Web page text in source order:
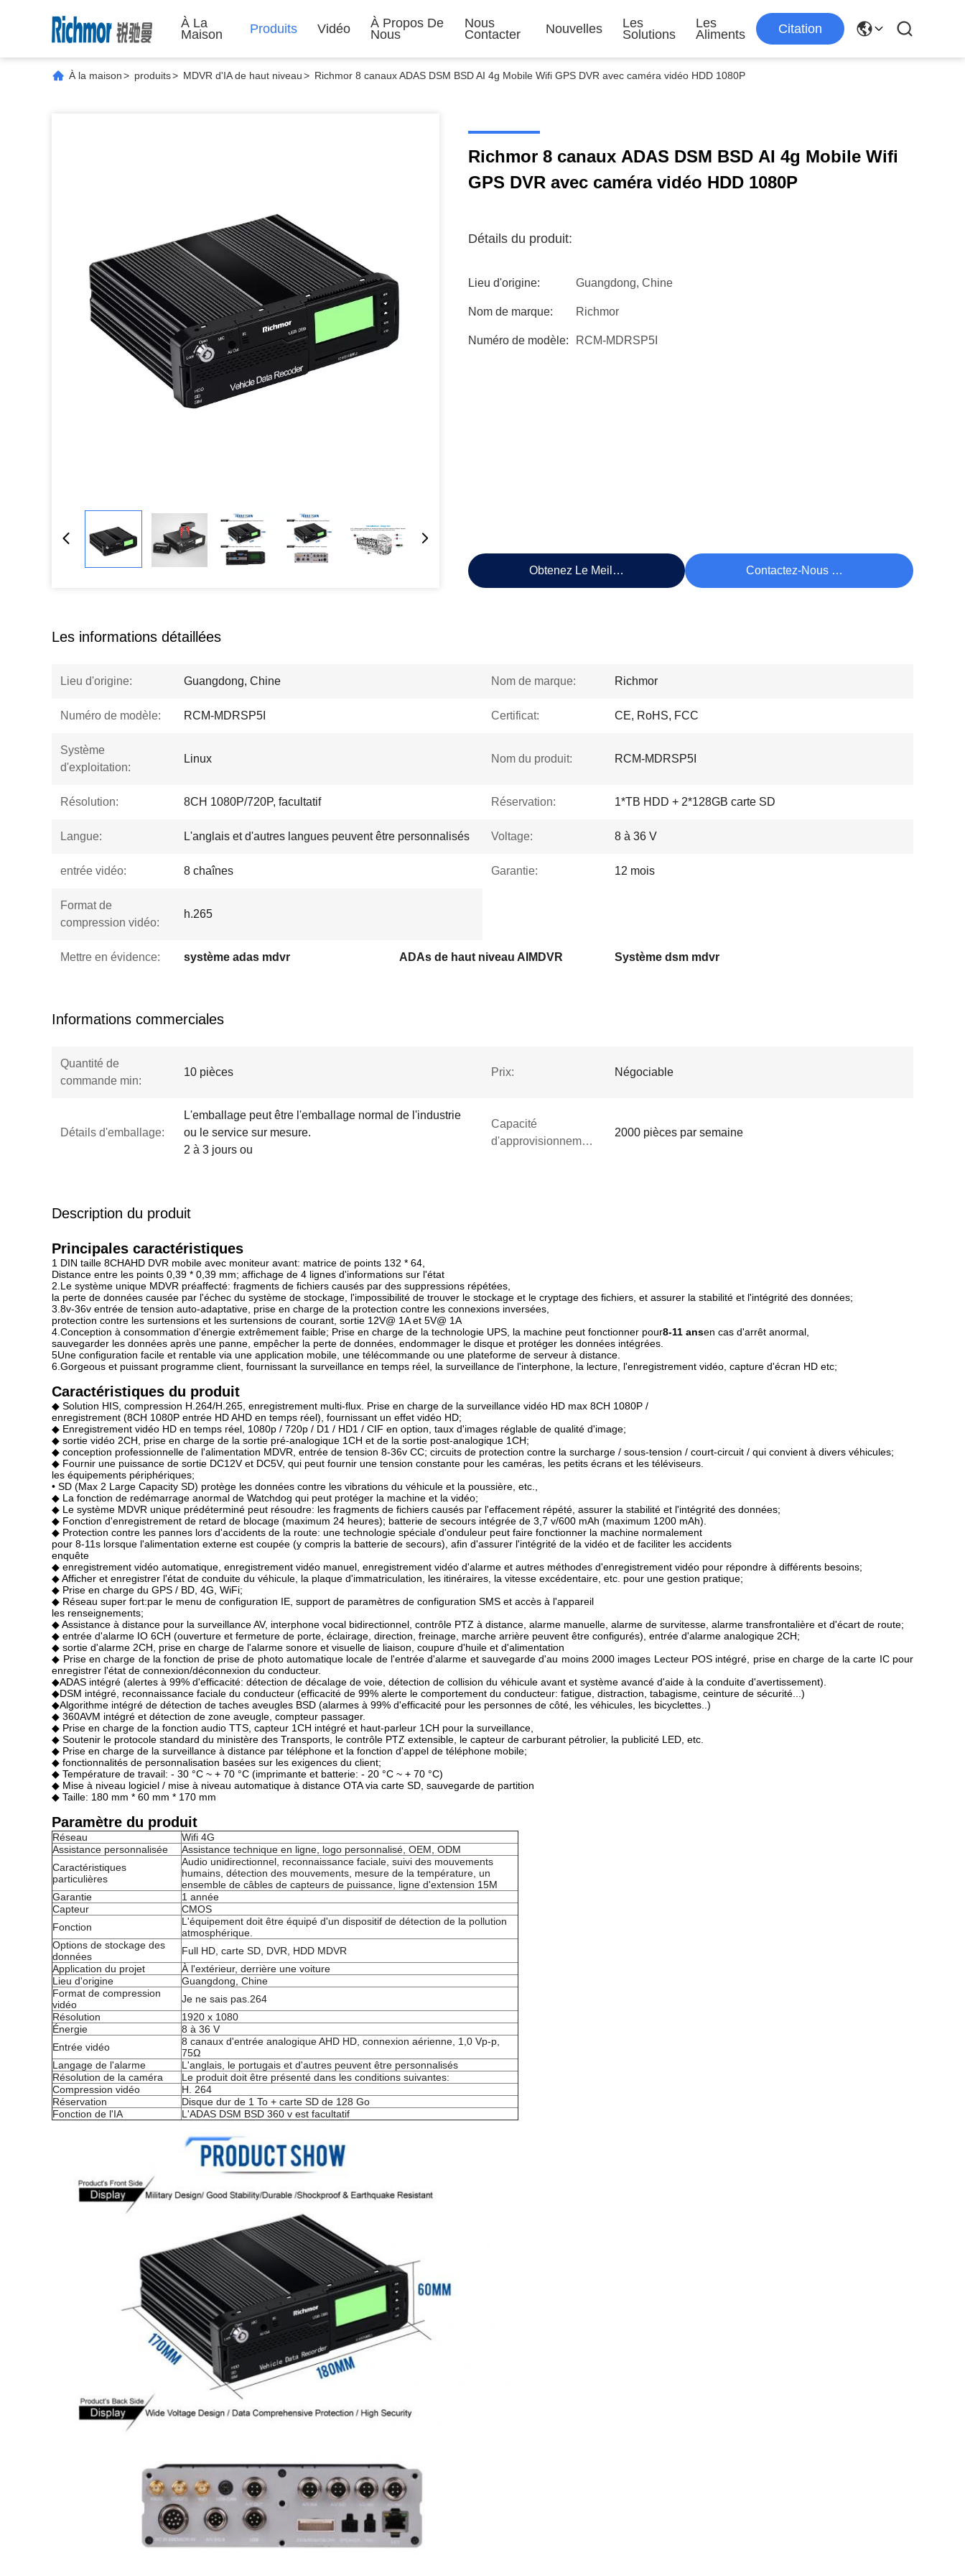
À La
Maison
Produits Vidéo
À Propos De
Nous
Nous
Contacter
Nouvelles
Les
Solutions
Les
Aliments
Citation
À la maison> produits> MDVR d'IA de haut niveau> Richmor 8 canaux ADAS DSM BSD AI 4g Mobile Wifi GPS DVR avec caméra vidéo HDD 1080P
Richmor 8 canaux ADAS DSM BSD AI 4g Mobile Wifi
GPS DVR avec caméra vidéo HDD 1080P
Détails du produit:
Lieu d'origine: Guangdong, Chine
Nom de marque: Richmor
Numéro de modèle: RCM-MDRSP5I
Obtenez Le Meilleur Prix Contactez-Nous Maintenant
Les informations détaillées
Lieu d'origine: Guangdong, Chine Nom de marque: Richmor
Numéro de modèle: RCM-MDRSP5I Certificat: CE, RoHS, FCC
Système
d'exploitation:
Linux Nom du produit: RCM-MDRSP5I
Résolution: 8CH 1080P/720P, facultatif Réservation: 1*TB HDD + 2*128GB carte SD
Langue: L'anglais et d'autres langues peuvent être personnalisés Voltage: 8 à 36 V
entrée vidéo: 8 chaînes Garantie: 12 mois
Format de
compression vidéo:
h.265
Mettre en évidence: système adas mdvr ADAs de haut niveau AIMDVR Système dsm mdvr
Informations commerciales
Quantité de
commande min:
10 pièces Prix: Négociable
Détails d'emballage:
L'emballage peut être l'emballage normal de l'industrie
ou le service sur mesure.
2 à 3 jours ou
Capacité
d'approvisionnement:
2000 pièces par semaine
Description du produit
Principales caractéristiques
1 DIN taille 8CHAHD DVR mobile avec moniteur avant: matrice de points 132 * 64,
Distance entre les points 0,39 * 0,39 mm; affichage de 4 lignes d'informations sur l'état
2.Le système unique MDVR préaffecté: fragments de fichiers causés par des suppressions répétées,
la perte de données causée par l'échec du système de stockage, l'impossibilité de trouver le stockage et le cryptage des fichiers, et assurer la stabilité et l'intégrité des données;
3.8v-36v entrée de tension auto-adaptative, prise en charge de la protection contre les connexions inversées,
protection contre les surtensions et les surtensions de courant, sortie 12V@ 1A et 5V@ 1A
4.Conception à consommation d'énergie extrêmement faible; Prise en charge de la technologie UPS, la machine peut fonctionner pour8-11 ansen cas d'arrêt anormal,
sauvegarder les données après une panne, empêcher la perte de données, endommager le disque et protéger les données intégrées.
5Une configuration facile et rentable via une application mobile, une télécommande ou une plateforme de serveur à distance.
6.Gorgeous et puissant programme client, fournissant la surveillance en temps réel, la surveillance de l'interphone, la lecture, l'enregistrement vidéo, capture d'écran HD etc;
Caractéristiques du produit
◆ Solution HIS, compression H.264/H.265, enregistrement multi-flux. Prise en charge de la surveillance vidéo HD max 8CH 1080P /
enregistrement (8CH 1080P entrée HD AHD en temps réel), fournissant un effet vidéo HD;
◆ Enregistrement vidéo HD en temps réel, 1080p / 720p / D1 / HD1 / CIF en option, taux d'images réglable de qualité d'image;
◆ sortie vidéo 2CH, prise en charge de la sortie pré-analogique 1CH et de la sortie post-analogique 1CH;
◆ conception professionnelle de l'alimentation MDVR, entrée de tension 8-36v CC; circuits de protection contre la surcharge / sous-tension / court-circuit / qui convient à divers véhicules;
◆ Fournir une puissance de sortie DC12V et DC5V, qui peut fournir une tension constante pour les caméras, les petits écrans et les téléviseurs.
les équipements périphériques;
• SD (Max 2 Large Capacity SD) protège les données contre les vibrations du véhicule et la poussière, etc.,
◆ La fonction de redémarrage anormal de Watchdog qui peut protéger la machine et la vidéo;
◆ Le système MDVR unique prédéterminé peut résoudre: les fragments de fichiers causés par l'effacement répété, assurer la stabilité et l'intégrité des données;
◆ Fonction d'enregistrement de retard de blocage (maximum 24 heures); batterie de secours intégrée de 3,7 v/600 mAh (maximum 1200 mAh).
◆ Protection contre les pannes lors d'accidents de la route: une technologie spéciale d'onduleur peut faire fonctionner la machine normalement
pour 8-11s lorsque l'alimentation externe est coupée (y compris la batterie de secours), afin d'assurer l'intégrité de la vidéo et de faciliter les accidents
enquête
◆ enregistrement vidéo automatique, enregistrement vidéo manuel, enregistrement vidéo d'alarme et autres méthodes d'enregistrement vidéo pour répondre à différents besoins;
◆ Afficher et enregistrer l'état de conduite du véhicule, la plaque d'immatriculation, les itinéraires, la vitesse excédentaire, etc. pour une gestion pratique;
◆ Prise en charge du GPS / BD, 4G, WiFi;
◆ Réseau super fort:par le menu de configuration IE, support de paramètres de configuration SMS et accès à l'appareil
les renseignements;
◆ Assistance à distance pour la surveillance AV, interphone vocal bidirectionnel, contrôle PTZ à distance, alarme manuelle, alarme de survitesse, alarme transfrontalière et d'écart de route;
◆ entrée d'alarme IO 6CH (ouverture et fermeture de porte, éclairage, direction, freinage, marche arrière peuvent être configurés), entrée d'alarme analogique 2CH;
◆ sortie d'alarme 2CH, prise en charge de l'alarme sonore et visuelle de liaison, coupure d'huile et d'alimentation
◆ Prise en charge de la fonction de prise de photo automatique locale de l'entrée d'alarme et sauvegarde d'au moins 2000 images Lecteur POS intégré, prise en charge de la carte IC pour
enregistrer l'état de connexion/déconnexion du conducteur.
◆ADAS intégré (alertes à 99% d'efficacité: détection de décalage de voie, détection de collision du véhicule avant et système avancé d'aide à la conduite d'avertissement).
◆DSM intégré, reconnaissance faciale du conducteur (efficacité de 99% alerte le comportement du conducteur: fatigue, distraction, tabagisme, ceinture de sécurité...)
◆Algorithme intégré de détection de taches aveugles BSD (alarmes à 99% d'efficacité pour les personnes de côté, les véhicules, les bicyclettes..)
◆ 360AVM intégré et détection de zone aveugle, compteur passager.
◆ Prise en charge de la fonction audio TTS, capteur 1CH intégré et haut-parleur 1CH pour la surveillance,
◆ Soutenir le protocole standard du ministère des Transports, le contrôle PTZ extensible, le capteur de carburant pétrolier, la publicité LED, etc.
◆ Prise en charge de la surveillance à distance par téléphone et la fonction d'appel de téléphone mobile;
◆ fonctionnalités de personnalisation basées sur les exigences du client;
◆ Température de travail: - 30 °C ~ + 70 °C (imprimante et batterie: - 20 °C ~ + 70 °C)
◆ Mise à niveau logiciel / mise à niveau automatique à distance OTA via carte SD, sauvegarde de partition
◆ Taille: 180 mm * 60 mm * 170 mm
Paramètre du produit
Réseau
Wifi 4G
Assistance personnalisée
Assistance technique en ligne, logo personnalisé, OEM, ODM
Caractéristiques
particulières
Audio unidirectionnel, reconnaissance faciale, suivi des mouvements
humains, détection des mouvements, mesure de la température, un
ensemble de câbles de capteurs de puissance, ligne d'extension 15M
Garantie
1 année
Capteur
CMOS
Fonction
L'équipement doit être équipé d'un dispositif de détection de la pollution
atmosphérique.
Options de stockage des
données
Full HD, carte SD, DVR, HDD MDVR
Application du projet
À l'extérieur, derrière une voiture
Lieu d'origine
Guangdong, Chine
Format de compression
vidéo
Je ne sais pas.264
Résolution
1920 x 1080
Énergie
8 à 36 V
Entrée vidéo
8 canaux d'entrée analogique AHD HD, connexion aérienne, 1,0 Vp-p,
75Ω
Langage de l'alarme
L'anglais, le portugais et d'autres peuvent être personnalisés
Résolution de la caméra
Le produit doit être présenté dans les conditions suivantes:
Compression vidéo
H. 264
Réservation
Disque dur de 1 To + carte SD de 128 Go
Fonction de l'IA
L'ADAS DSM BSD 360 v est facultatif